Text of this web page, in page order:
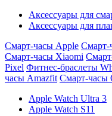
Аксессуары для
Аксессуары для
Смарт-часы Apple Смарт-
Смарт-часы Xiaomi
Pixel Фитнес-браслеты
часы Amazfit Смарт-часы
Apple Watch Ultra 3
Apple Watch S11